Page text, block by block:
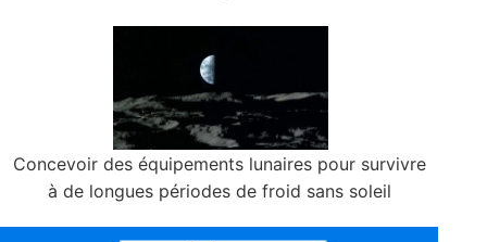
Concevoir des équipements lunaires pour survivre
à de longues périodes de froid sans soleil